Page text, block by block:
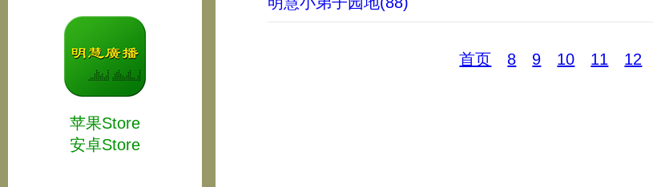
苹果Store
安卓Store
首页 8 9 10 11 12